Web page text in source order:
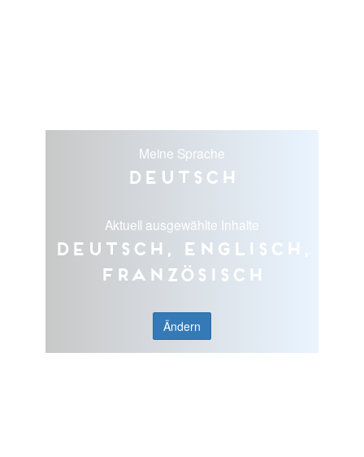
Meine Sprache
Deutsch
Aktuell ausgewählte Inhalte
Deutsch, Englisch,
Französisch
Ändern